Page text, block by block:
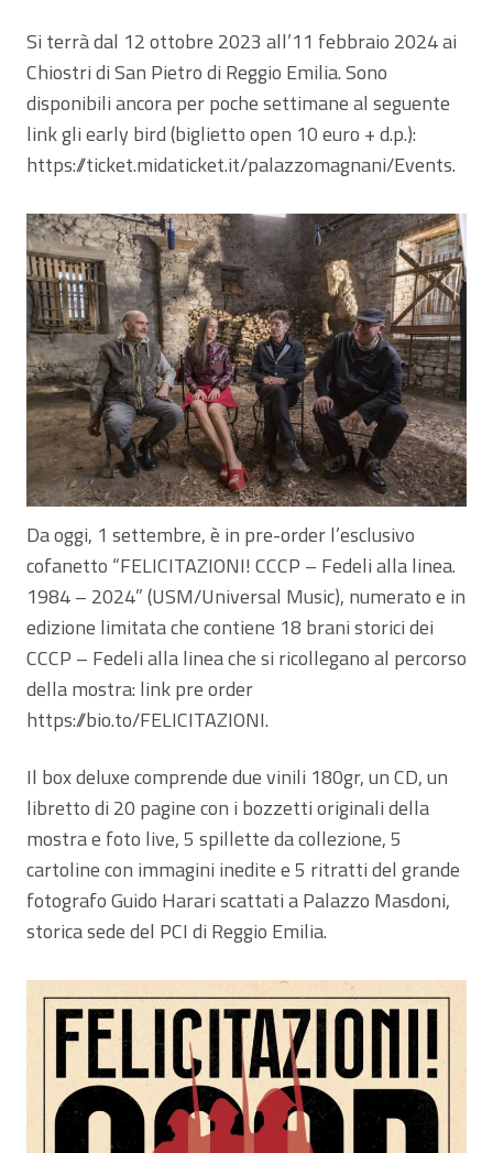
Si terrà dal 12 ottobre 2023 all’11 febbraio 2024 ai
Chiostri di San Pietro di Reggio Emilia. Sono
disponibili ancora per poche settimane al seguente
link gli early bird (biglietto open 10 euro + d.p.):
https://ticket.midaticket.it/palazzomagnani/Events.
Da oggi, 1 settembre, è in pre-order l’esclusivo
cofanetto “FELICITAZIONI! CCCP – Fedeli alla linea.
1984 – 2024” (USM/Universal Music), numerato e in
edizione limitata che contiene 18 brani storici dei
CCCP – Fedeli alla linea che si ricollegano al percorso
della mostra: link pre order
https://bio.to/FELICITAZIONI.
Il box deluxe comprende due vinili 180gr, un CD, un
libretto di 20 pagine con i bozzetti originali della
mostra e foto live, 5 spillette da collezione, 5
cartoline con immagini inedite e 5 ritratti del grande
fotografo Guido Harari scattati a Palazzo Masdoni,
storica sede del PCI di Reggio Emilia.